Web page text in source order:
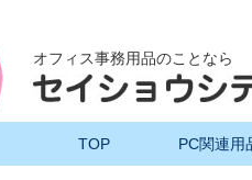
オフィス事務用品のことなら
TOP PC関連用